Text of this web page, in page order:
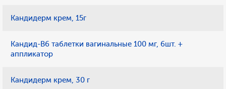
Кандидерм крем, 15г
Кандид-В6 таблетки вагинальные 100 мг, 6шт. +
аппликатор
Кандидерм крем, 30 г